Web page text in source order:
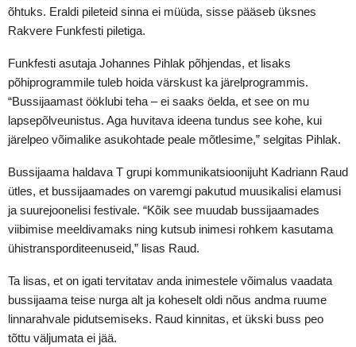
õhtuks. Eraldi pileteid sinna ei müüda, sisse pääseb üksnes
Rakvere Funkfesti piletiga.
Funkfesti asutaja Johannes Pihlak põhjendas, et lisaks
põhiprogrammile tuleb hoida värskust ka järelprogrammis.
“Bussijaamast ööklubi teha – ei saaks öelda, et see on mu
lapsepõlveunistus. Aga huvitava ideena tundus see kohe, kui
järelpeo võimalike asukohtade peale mõtlesime,” selgitas Pihlak.
Bussijaama haldava T grupi kommunikatsioonijuht Kadriann Raud
ütles, et bussijaamades on varemgi pakutud muusikalisi elamusi
ja suurejoonelisi festivale. “Kõik see muudab bussijaamades
viibimise meeldivamaks ning kutsub inimesi rohkem kasutama
ühistransporditeenuseid,” lisas Raud.
Ta lisas, et on igati tervitatav anda inimestele võimalus vaadata
bussijaama teise nurga alt ja koheselt oldi nõus andma ruume
linnarahvale pidutsemiseks. Raud kinnitas, et ükski buss peo
tõttu väljumata ei jää.